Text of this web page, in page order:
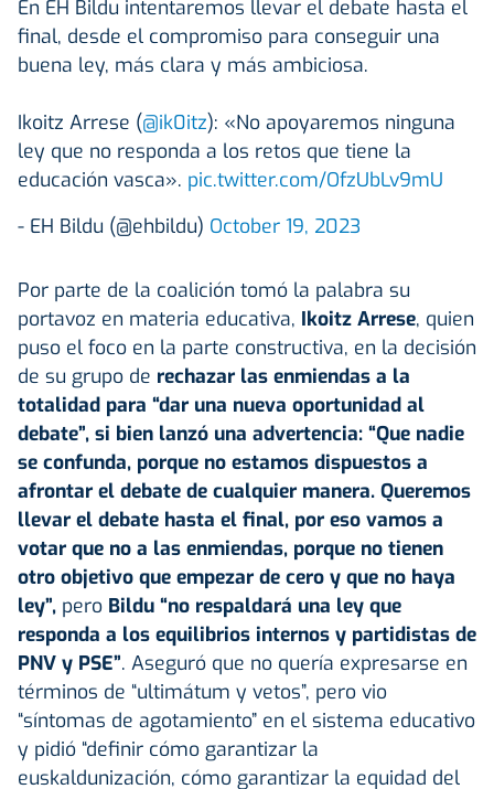
En EH Bildu intentaremos llevar el debate hasta el
final, desde el compromiso para conseguir una
buena ley, más clara y más ambiciosa.
Ikoitz Arrese (@ik0itz): «No apoyaremos ninguna
ley que no responda a los retos que tiene la
educación vasca». pic.twitter.com/OfzUbLv9mU
- EH Bildu (@ehbildu) October 19, 2023
Por parte de la coalición tomó la palabra su
portavoz en materia educativa, Ikoitz Arrese, quien
puso el foco en la parte constructiva, en la decisión
de su grupo de rechazar las enmiendas a la
totalidad para “dar una nueva oportunidad al
debate”, si bien lanzó una advertencia: “Que nadie
se confunda, porque no estamos dispuestos a
afrontar el debate de cualquier manera. Queremos
llevar el debate hasta el final, por eso vamos a
votar que no a las enmiendas, porque no tienen
otro objetivo que empezar de cero y que no haya
ley”, pero Bildu “no respaldará una ley que
responda a los equilibrios internos y partidistas de
PNV y PSE”. Aseguró que no quería expresarse en
términos de “ultimátum y vetos”, pero vio
“síntomas de agotamiento” en el sistema educativo
y pidió “definir cómo garantizar la
euskaldunización, cómo garantizar la equidad del